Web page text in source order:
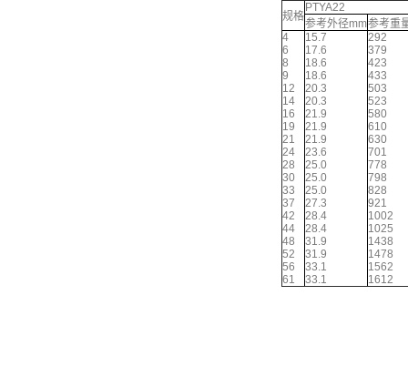
规格
PTYA22
参考外径mm参考重
4
6
8
9
12
14
16
19
21
24
28
30
33
37
42
44
48
52
56
61
15.7
17.6
18.6
18.6
20.3
20.3
21.9
21.9
21.9
23.6
25.0
25.0
25.0
27.3
28.4
28.4
31.9
31.9
33.1
33.1
292
379
423
433
503
523
580
610
630
701
778
798
828
921
1002
1025
1438
1478
1562
1612